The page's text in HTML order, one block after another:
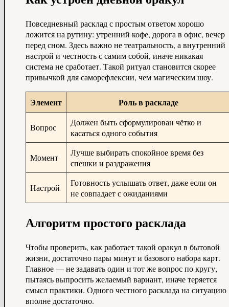
Повседневный расклад с простым ответом хорошо
ложится на рутину: утренний кофе, дорога в офис, вечер
перед сном. Здесь важно не театральность, а внутренний
настрой и честность с самим собой, иначе никакая
система не сработает. Такой ритуал становится скорее
привычкой для саморефлексии, чем магическим шоу.
Элемент Роль в раскладе
Вопрос
Должен быть сформулирован чётко и
касаться одного события
Момент
Лучше выбирать спокойное время без
спешки и раздражения
Настрой
Готовность услышать ответ, даже если он
не совпадает с ожиданиями
Алгоритм простого расклада
Чтобы проверить, как работает такой оракул в бытовой
жизни, достаточно пары минут и базового набора карт.
Главное — не задавать один и тот же вопрос по кругу,
пытаясь выпросить желаемый вариант, иначе теряется
смысл практики. Одного честного расклада на ситуацию
вполне достаточно.